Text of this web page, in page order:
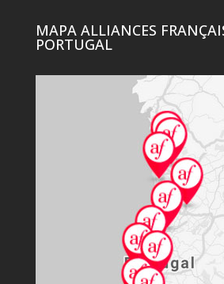
MAPA ALLIANCES
PORTUGAL